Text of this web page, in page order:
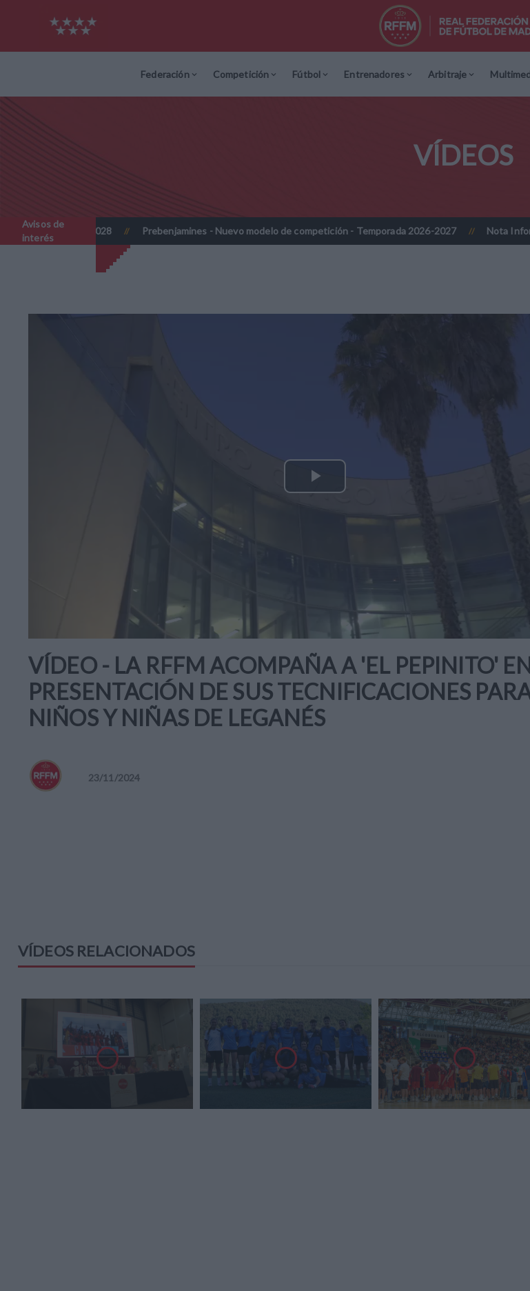
Federación Competición Fútbol Entrenadores Arbitraje
VÍDEOS
Avisos de
interés
2027-2028 Prebenjamines - Nuevo modelo de competición - Temporada 2026-2027 // Nota Informativa
Play
VÍDEO - LA RFFM ACOMPAÑA A 'EL PEPINITO'
PRESENTACIÓN DE SUS TECNIFICACIONES
NIÑOS Y NIÑAS DE LEGANÉS
23/11 /2024
VÍDEOS RELACIONADOS